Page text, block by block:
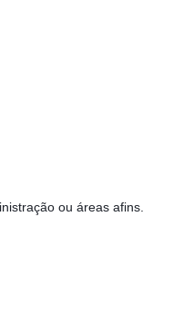
ou áreas afins.